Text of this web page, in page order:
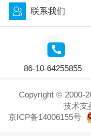
联系我们
86-10-64255855
Copyright © 2000-
技术支
京ICP备14006155号